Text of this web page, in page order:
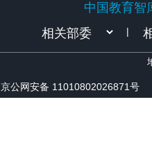
中国教育智
|
京公网安备 11010802026871号